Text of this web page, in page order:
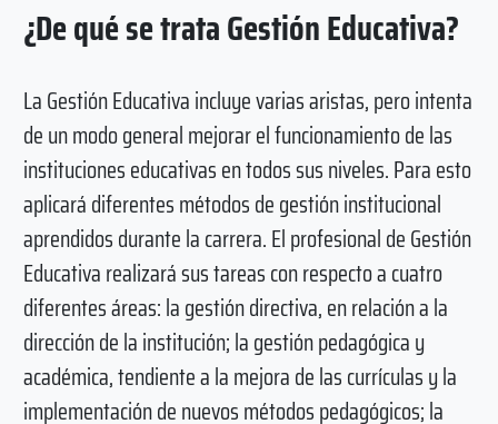
¿De qué se trata Gestión Educativa?
La Gestión Educativa incluye varias aristas, pero intenta
de un modo general mejorar el funcionamiento de las
instituciones educativas en todos sus niveles. Para esto
aplicará diferentes métodos de gestión institucional
aprendidos durante la carrera. El profesional de Gestión
Educativa realizará sus tareas con respecto a cuatro
diferentes áreas: la gestión directiva, en relación a la
dirección de la institución; la gestión pedagógica y
académica, tendiente a la mejora de las currículas y la
implementación de nuevos métodos pedagógicos; la